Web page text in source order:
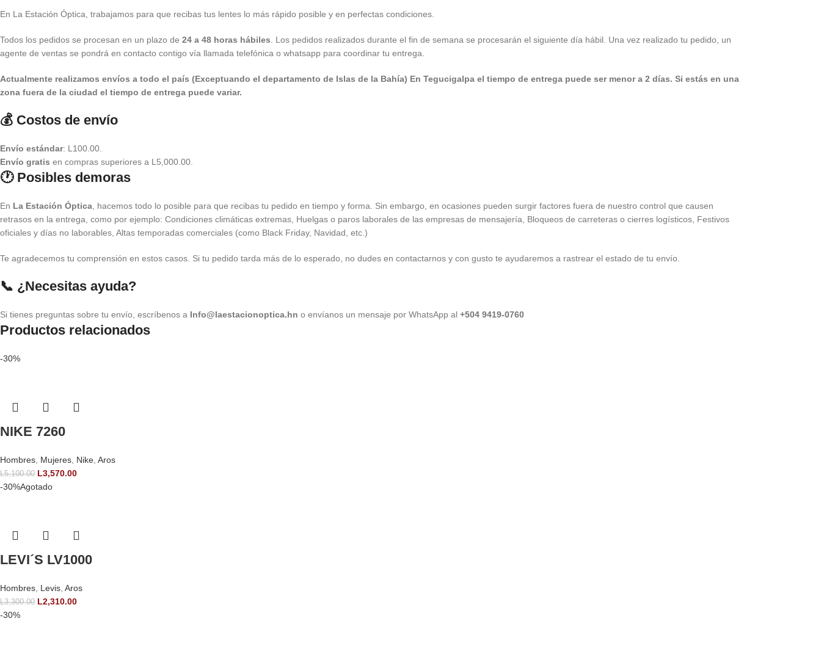
En La Estación Óptica, trabajamos para que recibas tus lentes lo más rápido posible y en perfectas condiciones.
Todos los pedidos se procesan en un plazo de 24 a 48 horas hábiles . Los pedidos realizados durante el fin de semana se procesarán el siguiente día hábil. Una vez realizado tu pedido, un
agente de ventas se pondrá en contacto contigo vía llamada telefónica o whatsapp para coordinar tu entrega.
Actualmente realizamos envíos a todo el país (Exceptuando el departamento de Islas de la Bahía) En Tegucigalpa el tiempo de entrega puede ser menor a 2 días. Si estás en una
zona fuera de la ciudad el tiempo de entrega puede variar.
💰 Costos de envío
Envío estándar: L100.00.
Envío gratis en compras superiores a L5,000.00.
🕐 Posibles demoras
En La Estación Óptica , hacemos todo lo posible para que recibas tu pedido en tiempo y forma. Sin embargo, en ocasiones pueden surgir factores fuera de nuestro control que causen
retrasos en la entrega, como por ejemplo: Condiciones climáticas extremas, Huelgas o paros laborales de las empresas de mensajería, Bloqueos de carreteras o cierres logísticos, Festivos
oficiales y días no laborables, Altas temporadas comerciales (como Black Friday, Navidad, etc.)
Te agradecemos tu comprensión en estos casos. Si tu pedido tarda más de lo esperado, no dudes en contactarnos y con gusto te ayudaremos a rastrear el estado de tu envío.
📞 ¿Necesitas ayuda?
Si tienes preguntas sobre tu envío, escríbenos a Info@laestacionoptica.hn o envíanos un mensaje por WhatsApp al +504 9419-0760
Productos relacionados
-30%
NIKE 7260
Hombres Mujeres Nike Aros
L5,100.00 L3,570.00
-30%Agotado
LEVI´S LV1000
Hombres Levis Aros
L3,300.00 L2,310.00
-30%